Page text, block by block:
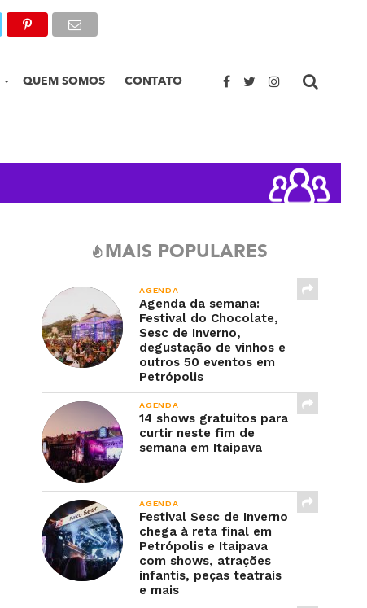
QUEM SOMOS CONTATO
MAIS POPULARES
AGENDA
Agenda da semana:
Festival do Chocolate,
Sesc de Inverno,
degustação de vinhos e
outros 50 eventos em
Petrópolis
AGENDA
14 shows gratuitos para
curtir neste fim de
semana em Itaipava
AGENDA
Festival Sesc de Inverno
chega à reta final em
Petrópolis e Itaipava
com shows, atrações
infantis, peças teatrais
e mais